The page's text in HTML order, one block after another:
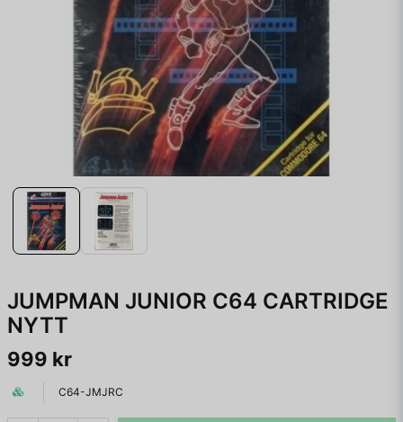
JUMPMAN JUNIOR C64 CARTRIDGE
NYTT
999 kr
C64-JMJRC